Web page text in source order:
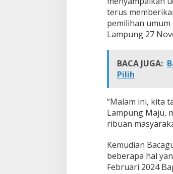
terus
pemilihan umum
Lampung 27
BACA JUGA:
Pilih
“Malam ini, kita
Lampung Maju,
ribuan
Kemudian
beberapa hal
Februari 2024